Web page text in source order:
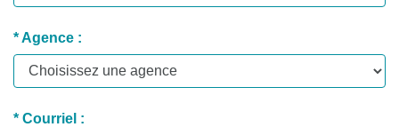
* Agence :
* Courriel :